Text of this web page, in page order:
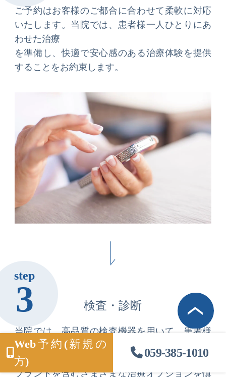
Web予約(新規の
方)
059-385-1010
ご予約はお客様のご都合に合わせて柔軟に対応
いたします。当院では、患者様一人ひとりにあ
わせた治療
を準備し、快適で安心感のある治療体験を提供
することをお約束します。
step
3 検査・診断
当院では、高品質の検査機器を用いて、患者様
の口腔内の状態を詳細に分析します。患者様の
健康状態や治療に関する期待に基づいて、イン
プラントを含むさまざまな治療オプションを慎